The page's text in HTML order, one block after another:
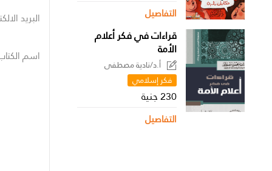
التفاصيل
قراءات في فكر أعلام
الأمة
أ.د/نادية مصطفى
فكر إسلامي
230 جنية
التفاصيل
البريد
اسم